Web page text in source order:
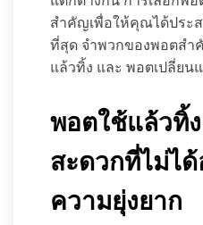
สำคัญเพื่อให้คุณได้ประ
ที่สุด จำพวกของพอตสำ
แล้วทิ้ง และ พอตเปลี่ยน
พอตใช้แล้วทิ้
สะดวกที่ไม่ไ
ความยุ่งยาก